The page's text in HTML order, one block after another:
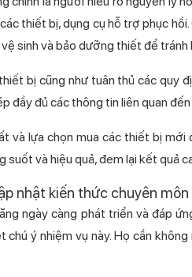
thiết bị, dụng cụ hỗ trợ phục
sinh và bảo dưỡng thiết để tránh
bị cũng như tuân thủ các quy
đầy đủ các thông tin liên quan
và lựa chọn mua các thiết bị
suốt và hiệu quả, đem lại kết quả
nhật kiến thức chuyên môn
ngày càng phát triển và đáp
chú ý nhiệm vụ này. Họ cần